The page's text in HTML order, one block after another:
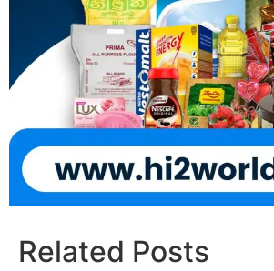
Related Posts